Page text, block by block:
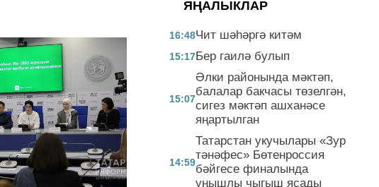
ЯҢАЛЫКЛАР
16:48Чит шәһәргә китәм
15:17Бер гаилә булып
15:07
Әлки районында мәктәп,
балалар бакчасы төзелгән,
сигез мәктәп ашханәсе
яңартылган
14:59
Татарстан укучылары «Зур
тәнәфес» Бөтенроссия
бәйгесе финалында
уңышлы чыгыш ясады